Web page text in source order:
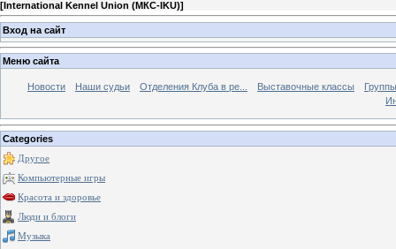
[International Kennel Union (МКС-IKU)]
Вход на сайт
Меню сайта
Новости Наши судьи Отделения Клуба в ре... Выставочные классы
Categories
Другое
Компьютерные игры
Красота и здоровье
Люди и блоги
Музыка